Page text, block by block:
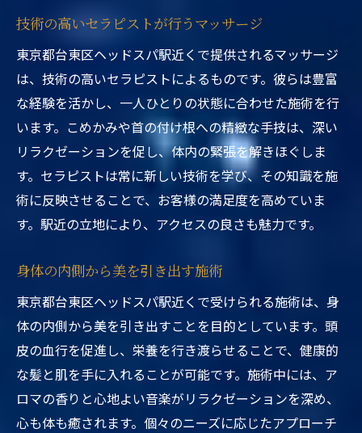
技術の高いセラピストが行うマッサージ
東京都台東区ヘッドスパ駅近くで提供されるマッサージ
は、技術の高いセラピストによるものです。彼らは豊富
な経験を活かし、一人ひとりの状態に合わせた施術を行
います。こめかみや首の付け根への精緻な手技は、深い
リラクゼーションを促し、体内の緊張を解きほぐしま
す。セラピストは常に新しい技術を学び、その知識を施
術に反映させることで、お客様の満足度を高めていま
す。駅近の立地により、アクセスの良さも魅力です。
身体の内側から美を引き出す施術
東京都台東区ヘッドスパ駅近くで受けられる施術は、身
体の内側から美を引き出すことを目的としています。頭
皮の血行を促進し、栄養を行き渡らせることで、健康的
な髪と肌を手に入れることが可能です。施術中には、ア
ロマの香りと心地よい音楽がリラクゼーションを深め、
心も体も癒されます。個々のニーズに応じたアプローチ